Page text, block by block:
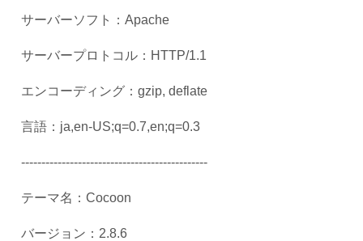
サーバーソフト： Apache
サーバープロトコル： HTTP/1.1
エンコーディング： gzip, deflate
言語： ja,en-US;q=0.7,en;q=0.3
----------------------------------------------
テーマ名： Cocoon
バージョン： 2.8.6